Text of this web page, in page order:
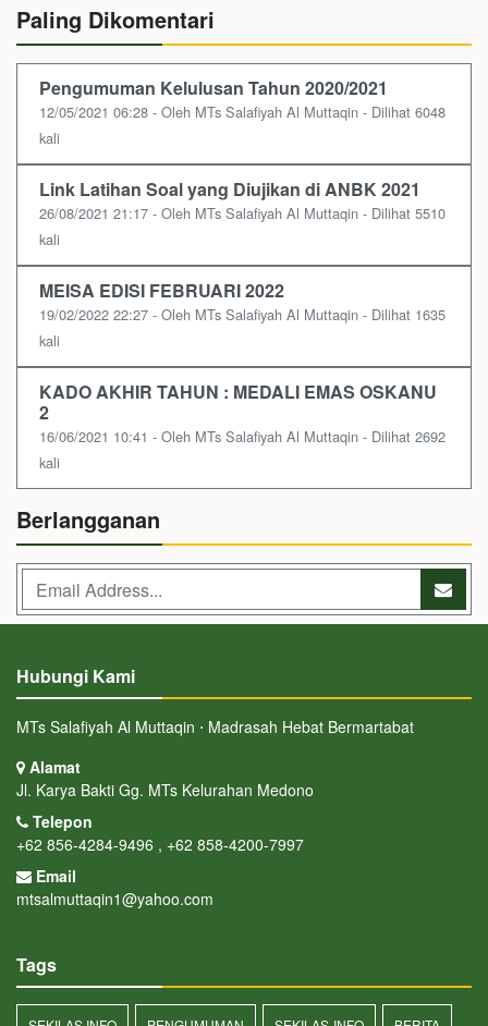
Paling Dikomentari
Pengumuman Kelulusan Tahun 2020/2021
12/05/2021 06:28 - Oleh MTs Salafiyah Al Muttaqin - Dilihat 6048
kali
Link Latihan Soal yang Diujikan di ANBK 2021
26/08/2021 21:17 - Oleh MTs Salafiyah Al Muttaqin - Dilihat 5510
kali
MEISA EDISI FEBRUARI 2022
19/02/2022 22:27 - Oleh MTs Salafiyah Al Muttaqin - Dilihat 1635
kali
KADO AKHIR TAHUN : MEDALI EMAS OSKANU
2
16/06/2021 10:41 - Oleh MTs Salafiyah Al Muttaqin - Dilihat 2692
kali
Berlangganan
Hubungi Kami
MTs Salafiyah Al Muttaqin ⋅ Madrasah Hebat Bermartabat
Alamat
Jl. Karya Bakti Gg. MTs Kelurahan Medono
Telepon
+62 856-4284-9496 , +62 858-4200-7997
Email
mtsalmuttaqin1@yahoo.com
Tags